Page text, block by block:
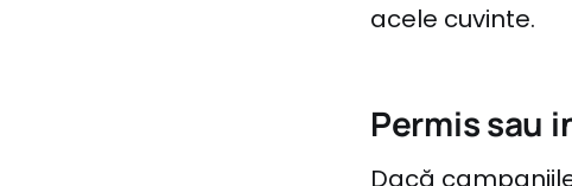
acele cuvinte.
Permis sau
Dacă